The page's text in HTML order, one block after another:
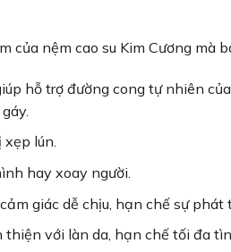
của nệm cao su Kim Cương mà
hỗ trợ đường cong tự nhiên
lún.
hay xoay người.
giác dễ chịu, hạn chế sự phát
với làn da, hạn chế tối đa